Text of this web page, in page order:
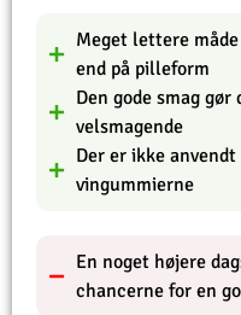
Meget lettere
end på pilleform
Den gode smag
velsmagende
Der er ikke
vingummierne
En noget højere
chancerne for en